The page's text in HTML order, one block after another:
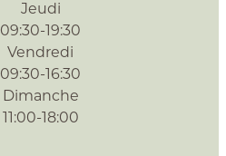
Jeudi
09:30-19:30
Vendredi
09:30-16:30
Dimanche
11:00-18:00